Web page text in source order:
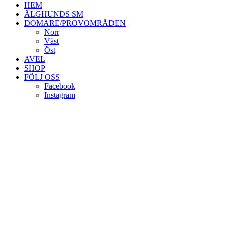
HEM
ÄLGHUNDS SM
DOMARE/PROVOMRÅDEN
Norr
Väst
Öst
AVEL
SHOP
FÖLJ OSS
Facebook
Instagram